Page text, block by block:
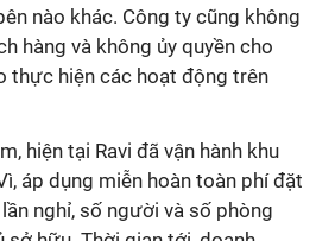
nào khác. Công ty cũng không
hàng và không ủy quyền cho
thực hiện các hoạt động trên
hiện tại Ravi đã vận hành khu
áp dụng miễn hoàn toàn phí đặt
nghỉ, số người và số phòng